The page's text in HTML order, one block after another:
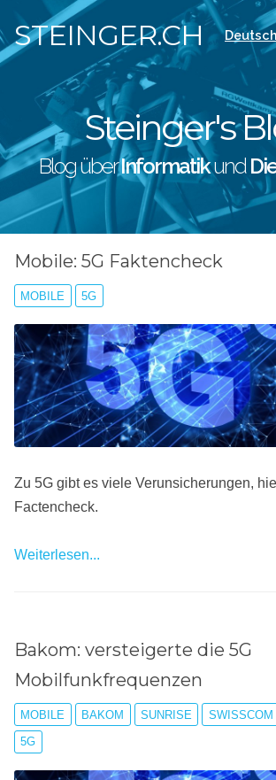
STEINGER.CH Deutsch
Steinger's
Blog überInformatikund
Mobile: 5G Faktencheck
MOBILE 5G
Zu 5G gibt es viele Verunsicherungen,
Factencheck.
Weiterlesen...
Bakom: versteigerte die 5G
Mobilfunkfrequenzen
MOBILE BAKOM SUNRISE SWISSCOM
5G